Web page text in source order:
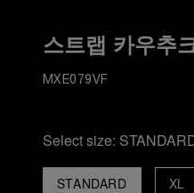
스트랩 카우추
MXE079VF
Select size:
STANDARD XL